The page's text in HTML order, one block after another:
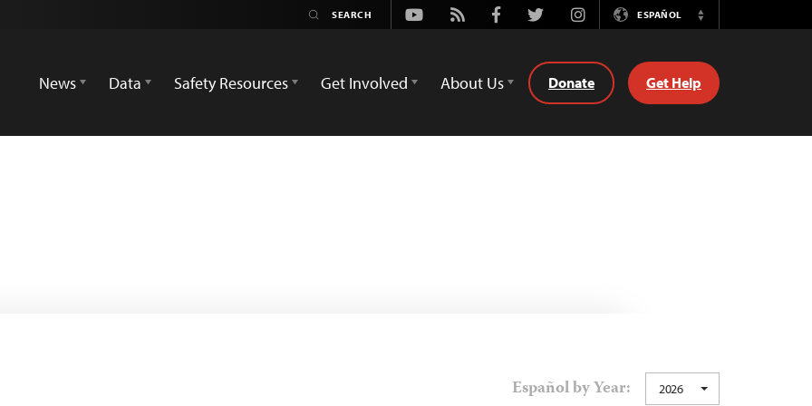
Youtube
Rss FacebookTwitterInstagramESPAÑOL
Switch
News
Data Safety Resources Get Involved About Us Donate Get Help
Español by Year: 2026